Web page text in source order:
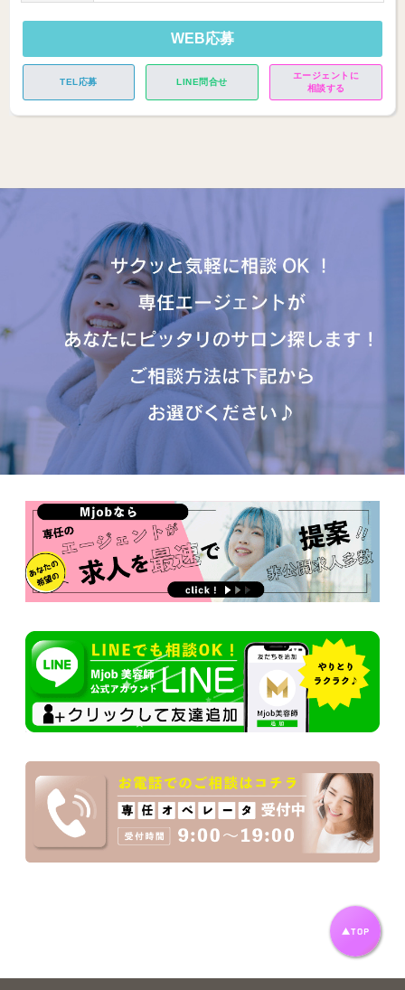
WEB応募
TEL応募 LINE問合せ
エージェントに
相談する